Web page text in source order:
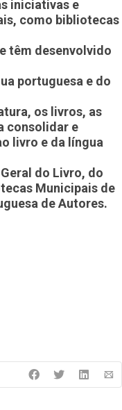
iniciativas e
como bibliotecas
têm desenvolvido
portuguesa e do
os livros, as
consolidar e
livro e da língua
do Livro, do
Municipais de
de Autores.